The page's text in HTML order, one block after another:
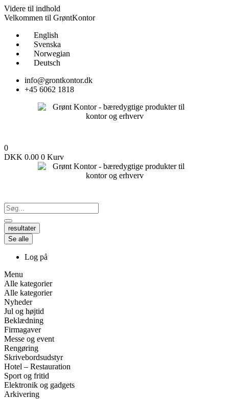
Videre til indhold
Velkommen til GrøntKontor
English
Svenska
Norwegian
Deutsch
info@grontkontor.dk
+45 6062 1818
0
DKK 0.00 0 Kurv
resultater
Se alle
Log på
Menu
Alle kategorier
Alle kategorier
Nyheder
Jul og højtid
Beklædning
Firmagaver
Messe og event
Rengøring
Skrivebordsudstyr
Hotel – Restauration
Sport og fritid
Elektronik og gadgets
Arkivering